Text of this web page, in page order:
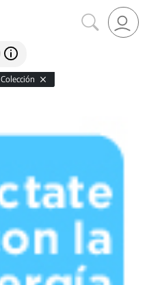
Colección